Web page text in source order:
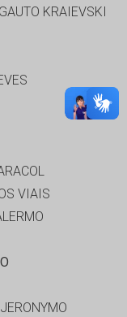
KRAIEVSKI
VIAIS